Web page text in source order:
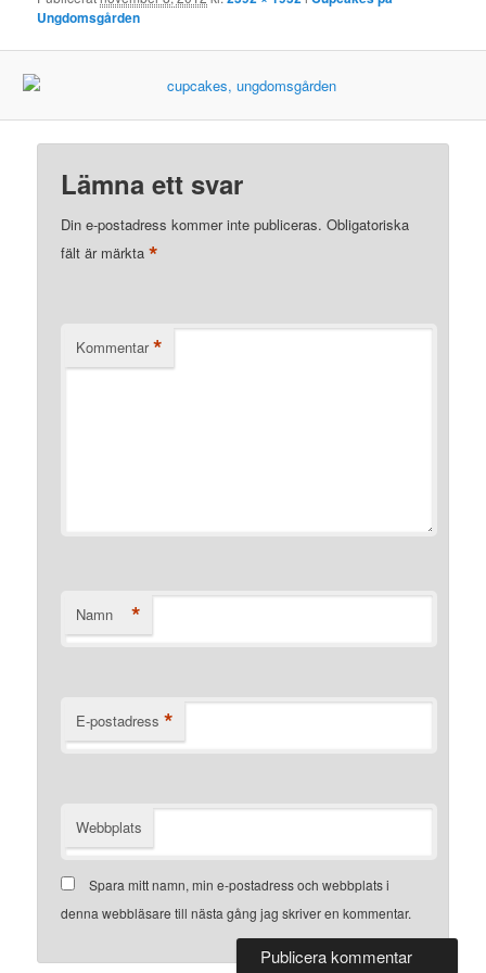
Ungdomsgården
Lämna ett svar
Din e-postadress kommer inte publiceras. Obligatoriska
fält är märkta*
Kommentar *
Namn *
E-postadress *
Webbplats
Spara mitt namn, min e-postadress och webbplats i
denna webbläsare till nästa gång jag skriver en kommentar.